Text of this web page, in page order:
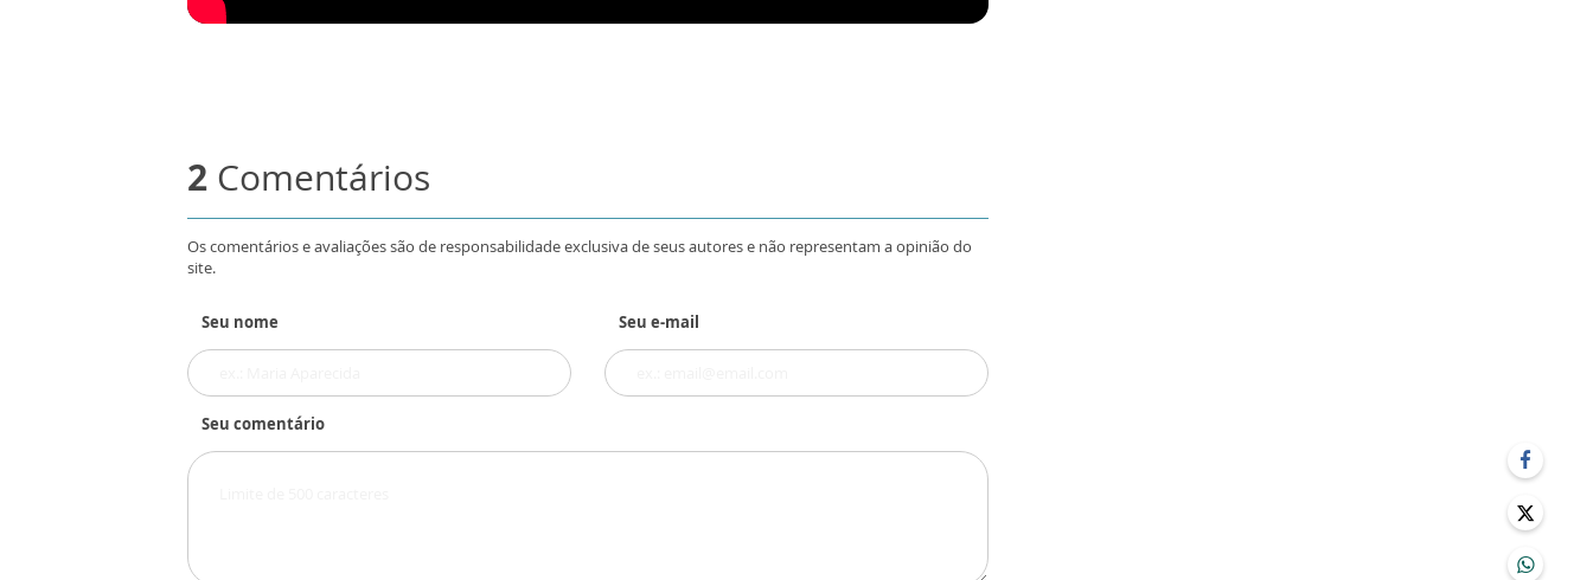
2 Comentários
Os comentários e avaliações são de responsabilidade exclusiva de seus autores e não representam a opinião do
site.
Seu nome Seu e-mail
Seu comentário